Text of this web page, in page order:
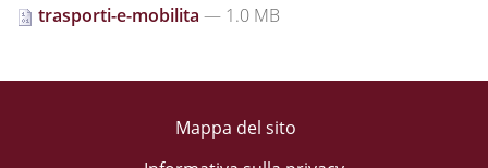
trasporti-e-mobilita — 1.0 MB
Mappa del sito